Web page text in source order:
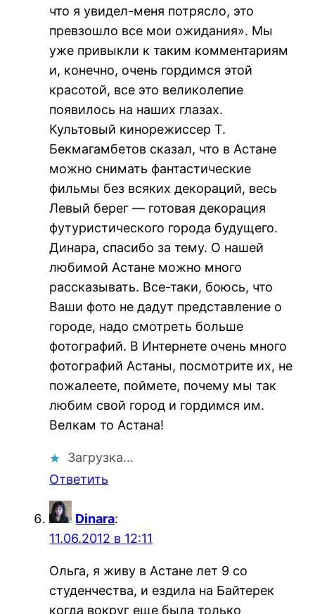
что я увидел-меня потрясло, это
превзошло все мои ожидания». Мы
уже привыкли к таким комментариям
и, конечно, очень гордимся этой
красотой, все это великолепие
появилось на наших глазах.
Культовый кинорежиссер Т.
Бекмагамбетов сказал, что в Астане
можно снимать фантастические
фильмы без всяких декораций, весь
Левый берег — готовая декорация
футуристического города будущего.
Динара, спасибо за тему. О нашей
любимой Астане можно много
рассказывать. Все-таки, боюсь, что
Ваши фото не дадут представление о
городе, надо смотреть больше
фотографий. В Интернете очень много
фотографий Астаны, посмотрите их, не
пожалеете, поймете, почему мы так
любим свой город и гордимся им.
Велкам то Астана!
Загрузка…
Ответить
Dinara:
11.06.2012 в 12:11
Ольга, я живу в Астане лет 9 со
студенчества, и ездила на Байтерек
когда вокруг еще была только